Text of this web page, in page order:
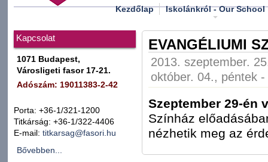
Kezdőlap Iskolánkról - Our School
Kapcsolat
1071 Budapest,
Városligeti fasor 17-21.
Adószám: 19011383-2-42
Porta: +36-1/321-1200
Titkárság: +36-1/322-4406
E-mail: titkarsag@fasori.hu
Bővebben...
EVANGÉLIUMI
2013. szeptember.
október. 04., péntek
Szeptember 29-én
Színház
nézhetik meg az